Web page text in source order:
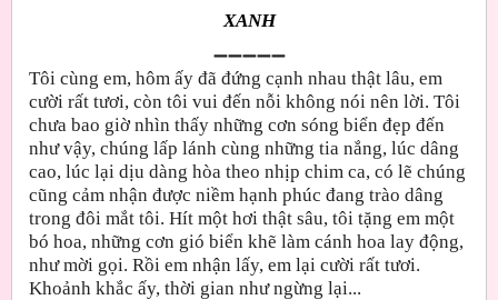
XANH
➖➖➖➖➖
Tôi cùng em, hôm ấy đã đứng cạnh nhau thật lâu, em
cười rất tươi, còn tôi vui đến nỗi không nói nên lời. Tôi
chưa bao giờ nhìn thấy những cơn sóng biển đẹp đến
như vậy, chúng lấp lánh cùng những tia nắng, lúc dâng
cao, lúc lại dịu dàng hòa theo nhịp chim ca, có lẽ chúng
cũng cảm nhận được niềm hạnh phúc đang trào dâng
trong đôi mắt tôi. Hít một hơi thật sâu, tôi tặng em một
bó hoa, những cơn gió biển khẽ làm cánh hoa lay động,
như mời gọi. Rồi em nhận lấy, em lại cười rất tươi.
Khoảnh khắc ấy, thời gian như ngừng lại...